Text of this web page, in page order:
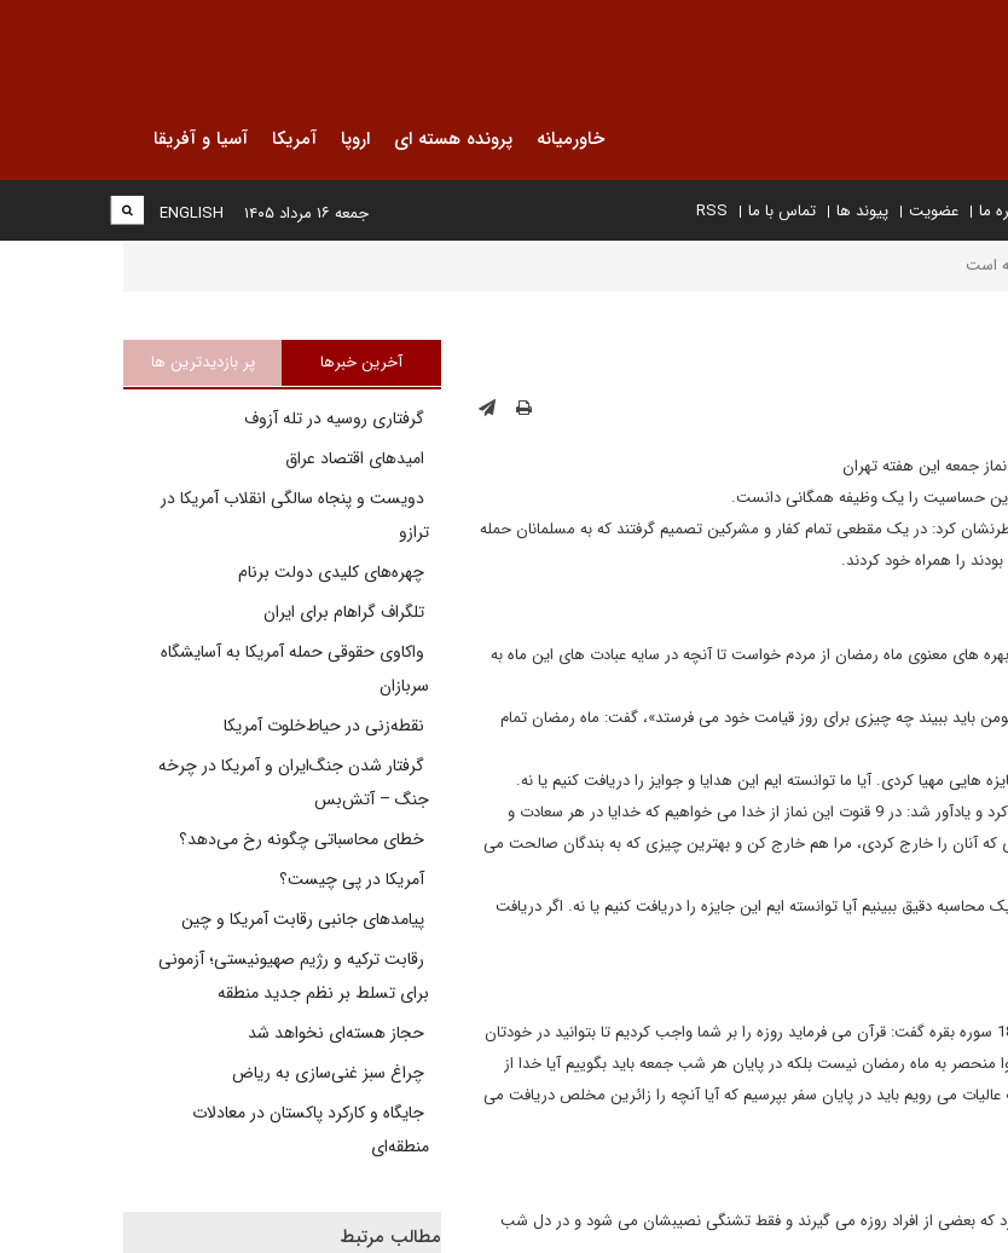
خاورمیانه پرونده هسته ای اروپا آمریکا آسیا و آفریقا
ما عضویت پیوند ها تماس با ما RSS
ENGLISH جمعه ۱۶ مرداد ۱۴۰۵
است
جمعه این هفته تهران
این حساسیت را یک وظیفه همگانی دانست.
کرد: در یک مقطعی تمام کفار و مشرکین تصمیم گرفتند که به مسلمانان حمله
را همراه خود کردند.
های معنوی ماه رمضان از مردم خواست تا آنچه در سایه عبادت های این ماه به
می فرماید «هر انسان مومن باید ببیند چه چیزی برای روز قیامت خود می فرستد»، گفت: ماه رمضان تمام
هایی مهیا کردی. آیا ما توانسته ایم این هدایا و جوایز را دریافت کنیم یا نه.
خطیب نماز جمعه این هفته تهران به دعاهای قنوت های نماز عید فطر نیز اشاره کرد و یادآور شد: در 9 قنوت این نماز از خدا می خواهیم که خدایا در هر سعادت و
که آنان را خارج کردی، مرا هم خارج کن و بهترین چیزی که به بندگان صالحت می
دقیق ببینیم آیا توانسته ایم این جایزه را دریافت کنیم یا نه. اگر دریافت
خطیب نماز جمعه تهران همچنین در بخش دیگری از این خطبه با قرائت آیه 183 سوره بقره گفت: قرآن می فرماید روزه را بر شما واجب کردیم تا بتوانید در خودتان
منحصر به ماه رمضان نیست بلکه در پایان هر شب جمعه باید بگوییم آیا خدا از
می رویم باید در پایان سفر بپرسیم که آیا آنچه را زائرین مخلص دریافت می
که بعضی از افراد روزه می گیرند و فقط تشنگی نصیبشان می شود و در دل شب
آخرین خبرها پر بازدیدترین ها
گرفتاری روسیه در تله آزوف
امیدهای اقتصاد عراق
دویست و پنجاه سالگی انقلاب آمریکا در
ترازو
چهره‌های کلیدی دولت برنام
تلگراف گراهام برای ایران
واکاوی حقوقی حمله آمریکا به آسایشگاه
سربازان
نقطه‌زنی در حیاط‌خلوت آمریکا
گرفتار شدن جنگ‌ایران و آمریکا در چرخه
جنگ – آتش‌بس
خطای محاسباتی چگونه رخ می‌دهد؟
آمریکا در پی چیست؟
پیامدهای جانبی رقابت آمریکا و چین
رقابت ترکیه و رژیم صهیونیستی؛ آزمونی
برای تسلط بر نظم جدید منطقه
حجاز هسته‌ای نخواهد شد
چراغ سبز غنی‌سازی به ریاض
جایگاه و کارکرد پاکستان در معادلات
منطقه‌ای
مطالب مرتبط